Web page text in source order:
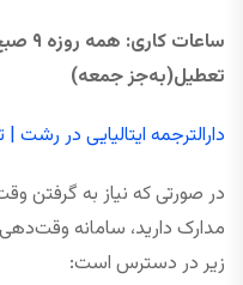
ساعات کاری: همه ‌روزه ۹
تعطیل(به‌جز جمعه)
دارالترجمه ایتالیایی در رشت
در صورتی که نیاز به گرفتن
مدارک دارید، سامانه
زیر در دسترس است: